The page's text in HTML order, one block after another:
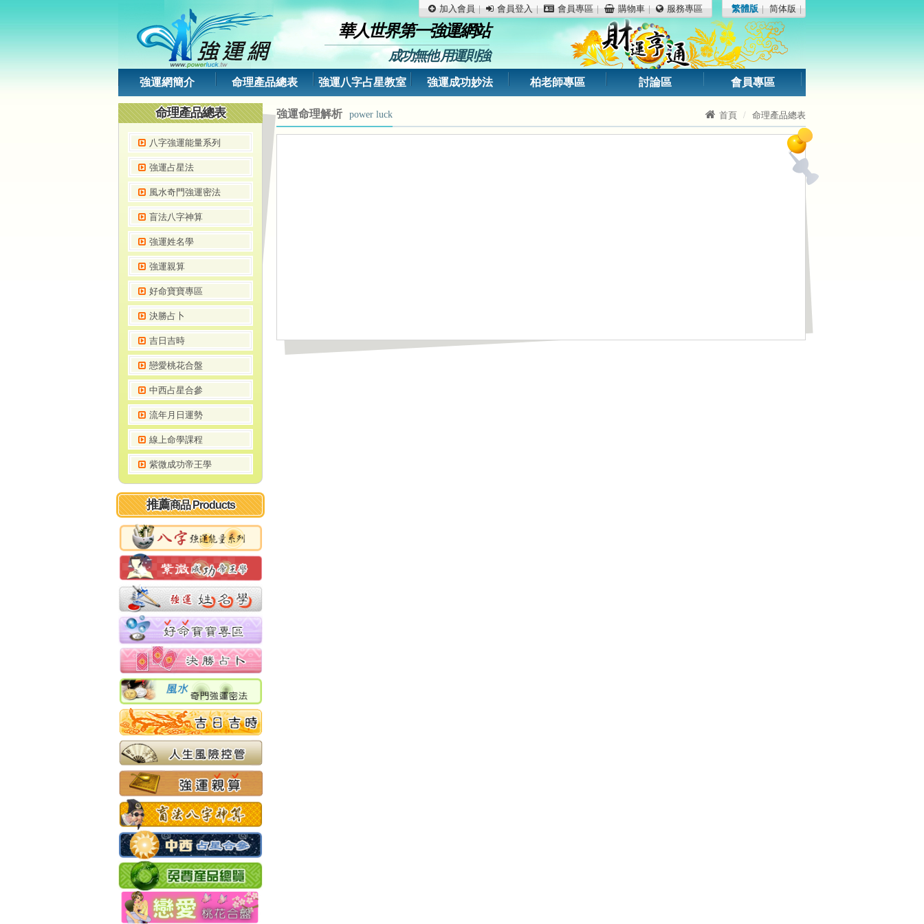
華人世界第一強運網站
成功無他 用運則強
加入會員 會員登入 會員專區 購物車 服務專區 繁體版 简体版
強運網簡介 命理產品總表 強運八字占星教室 強運成功妙法 柏老師專區 討論區 會員專區
首頁 命理產品總表
強運命理解析 power luck
命理產品總表
八字強運能量系列
強運占星法
風水奇門強運密法
盲法八字神算
強運姓名學
強運親算
好命寶寶專區
決勝占卜
吉日吉時
戀愛桃花合盤
中西占星合參
流年月日運勢
線上命學課程
紫微成功帝王學
推薦商品 Products